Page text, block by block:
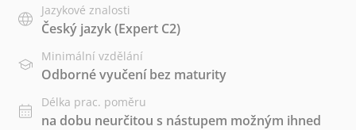
Jazykové znalosti
Český jazyk(Expert C2)
Minimální vzdělání
Odborné vyučení bez maturity
Délka prac. poměru
na dobu neurčitou s nástupem možným ihned